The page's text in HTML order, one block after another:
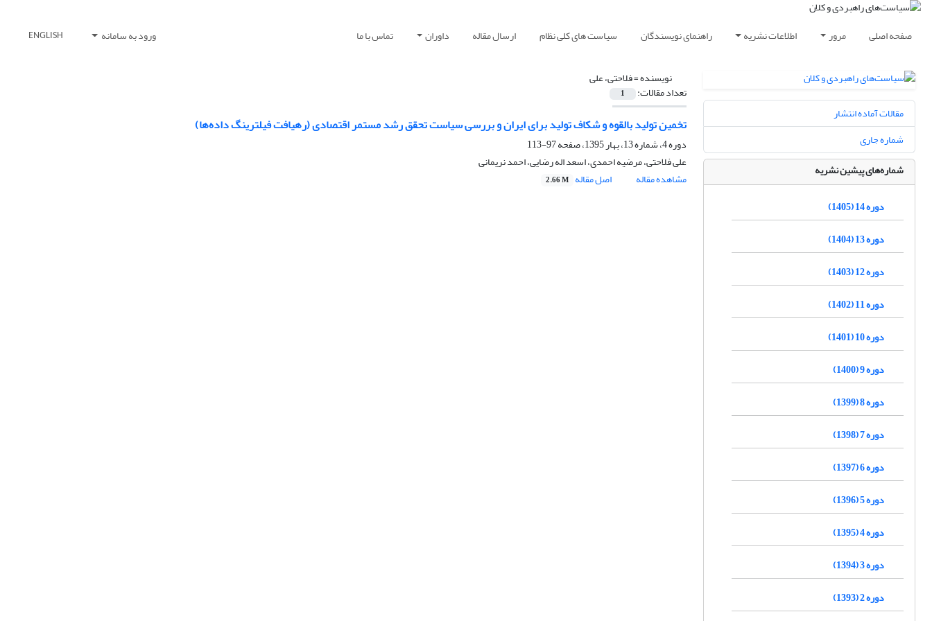
صفحه اصلی مرور اطلاعات نشریه راهنمای نویسندگان سیاست های کلی نظام ارسال مقاله داوران تماس با ما ورود به سامانه ENGLISH
نویسنده =فلاحتی، علی
تعداد مقالات: 1
تخمین تولید بالقوه و شکاف تولید برای ایران و بررسی سیاست تحقق رشد مستمر اقتصادی (رهیافت فیلترینگ داده‌ها)
دوره 4، شماره 13، بهار 1395، صفحه
97-113
علی فلاحتی، مرضیه احمدی، اسعد اله رضایی، احمد نریمانی
مشاهده مقاله
اصل مقاله 2.66 M
مقالات آماده انتشار
شماره جاری
شماره‌های پیشین نشریه
دوره 14 (1405)
دوره 13 (1404)
دوره 12 (1403)
دوره 11 (1402)
دوره 10 (1401)
دوره 9 (1400)
دوره 8 (1399)
دوره 7 (1398)
دوره 6 (1397)
دوره 5 (1396)
دوره 4 (1395)
دوره 3 (1394)
دوره 2 (1393)